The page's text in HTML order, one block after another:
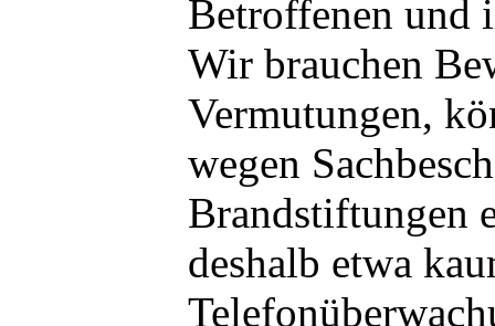
Betroffenen und
Wir brauchen
Vermutungen,
wegen
Brandstiftungen
deshalb etwa